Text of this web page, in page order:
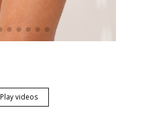
Play videos